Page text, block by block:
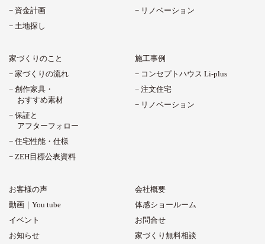
資金計画
土地探し
リノベーション
家づくりのこと
家づくりの流れ
創作家具・
おすすめ素材
保証と
アフターフォロー
住宅性能・仕様
ZEH目標公表資料
施工事例
コンセプトハウス Li-plus
注文住宅
リノベーション
お客様の声
動画｜You tube
イベント
お知らせ
会社概要
体感ショールーム
お問合せ
家づくり無料相談